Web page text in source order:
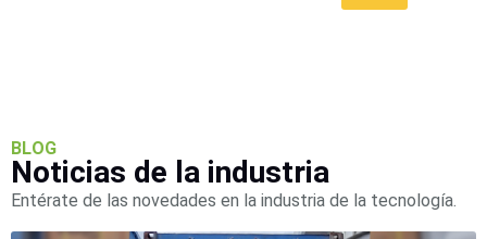
Mecánicos
(HDD) Memorias
SD /
BLOG
Noticias de la industria
Entérate de las novedades en la industria de la tecnología.